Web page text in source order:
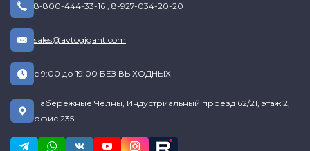
8-800-444-33-16 , 8-927-034-20-20
sales@avtogigant.com
с 9:00 до 19:00 БЕЗ ВЫХОДНЫХ
Набережные Челны, Индустриальный проезд 62/21, этаж 2,
офис 235